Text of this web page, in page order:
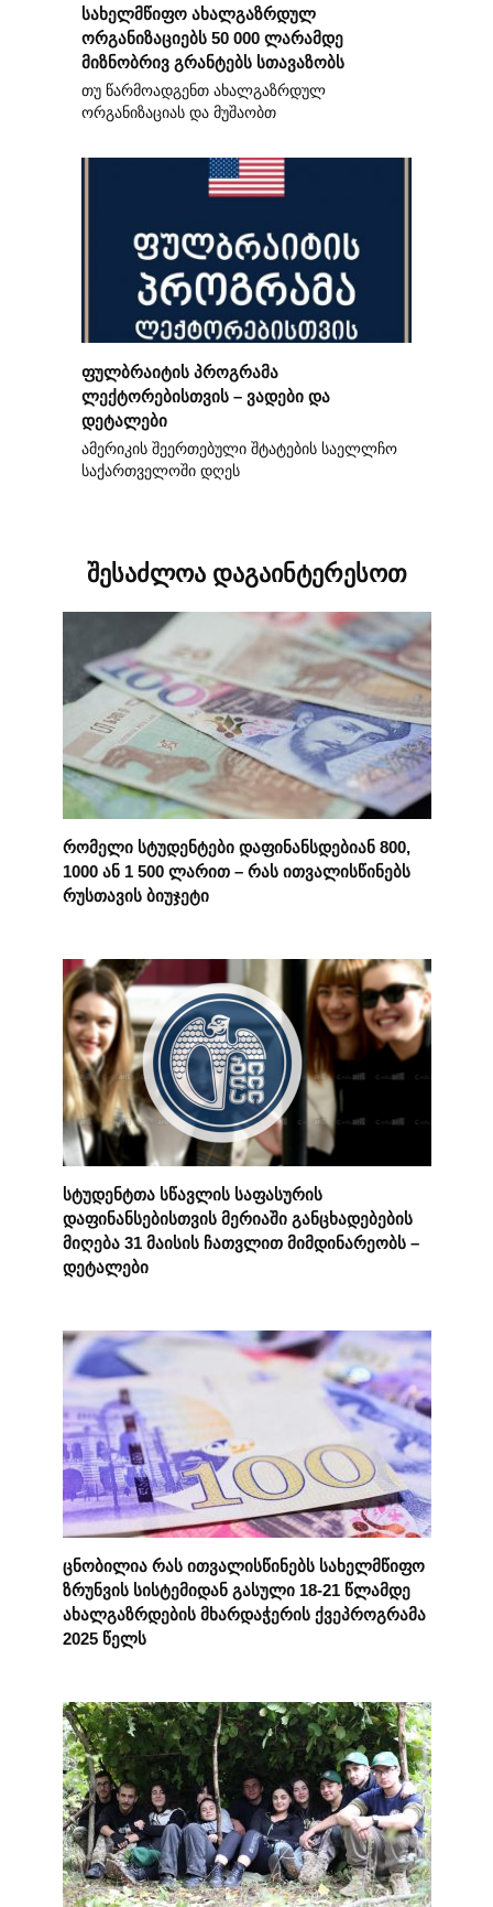
სახელმწიფო ახალგაზრდულ
ორგანიზაციებს 50 000 ლარამდე
მიზნობრივ გრანტებს სთავაზობს
თუ წარმოადგენთ ახალგაზრდულ
ორგანიზაციას და მუშაობთ
ფულბრაიტის პროგრამა
ლექტორებისთვის – ვადები და
დეტალები
ამერიკის შეერთებული შტატების საელლჩო
საქართველოში დღეს
შესაძლოა დაგაინტერესოთ
რომელი სტუდენტები დაფინანსდებიან 800,
1000 ან 1 500 ლარით – რას ითვალისწინებს
რუსთავის ბიუჯეტი
სტუდენტთა სწავლის საფასურის
დაფინანსებისთვის მერიაში განცხადებების
მიღება 31 მაისის ჩათვლით მიმდინარეობს –
დეტალები
ცნობილია რას ითვალისწინებს სახელმწიფო
ზრუნვის სისტემიდან გასული 18-21 წლამდე
ახალგაზრდების მხარდაჭერის ქვეპროგრამა
2025 წელს